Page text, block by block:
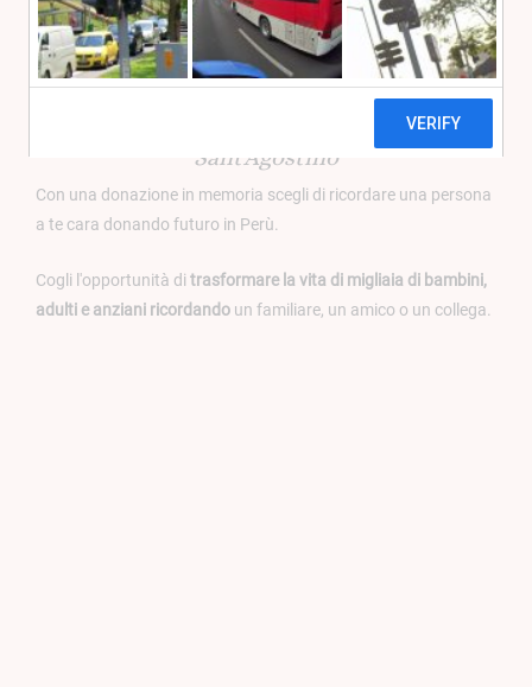
Signore, non ti chiediamo perché ce l'hai
tolto, ma ti ringraziamo per il tempo che ce
Sant'Agostino
Con una donazione in memoria scegli di ricordare una persona
a te cara donando futuro in Perù.
Cogli l'opportunità di trasformare la vita di migliaia di bambini,
adulti e anziani ricordando un familiare, un amico o un collega.